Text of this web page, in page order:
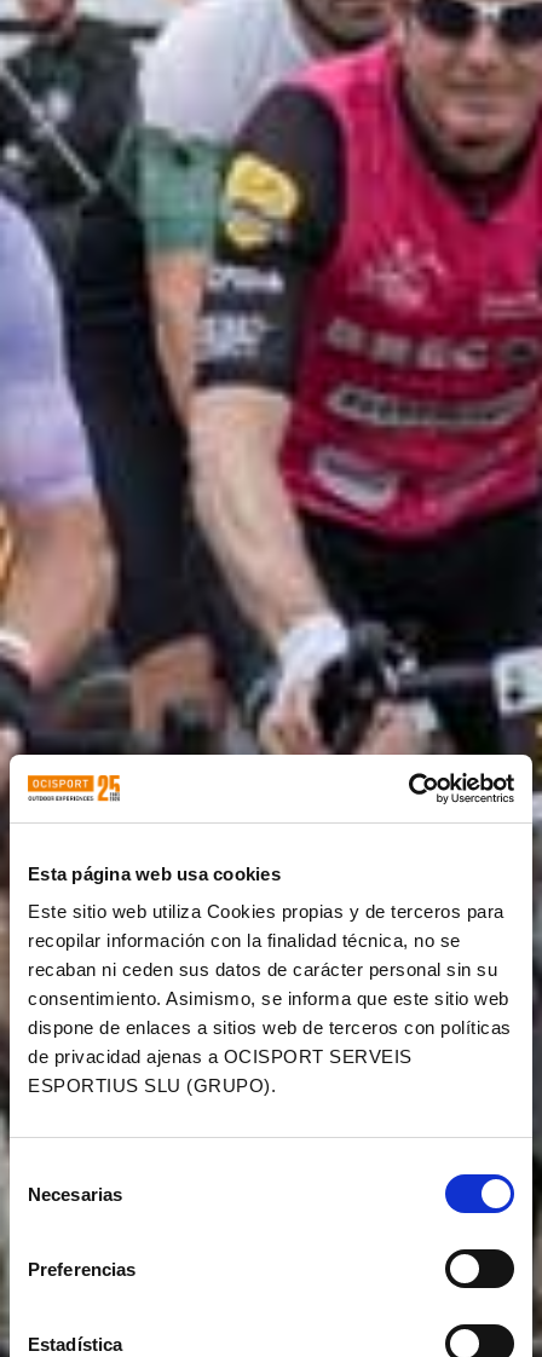
Esta página web usa cookies
Este sitio web utiliza Cookies propias y de terceros para
recopilar información con la finalidad técnica, no se
recaban ni ceden sus datos de carácter personal sin su
consentimiento. Asimismo, se informa que este sitio web
dispone de enlaces a sitios web de terceros con políticas
de privacidad ajenas a OCISPORT SERVEIS
ESPORTIUS SLU (GRUPO).
Necesarias
Preferencias
Estadística